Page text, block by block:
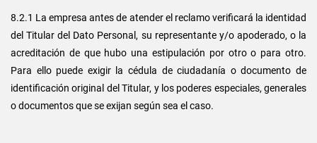
8.2.1 La empresa antes de atender el reclamo verificará la identidad
del Titular del Dato Personal, su representante y/o apoderado, o la
acreditación de que hubo una estipulación por otro o para otro.
Para ello puede exigir la cédula de ciudadanía o documento de
identificación original del Titular, y los poderes especiales, generales
o documentos que se exijan según sea el caso.